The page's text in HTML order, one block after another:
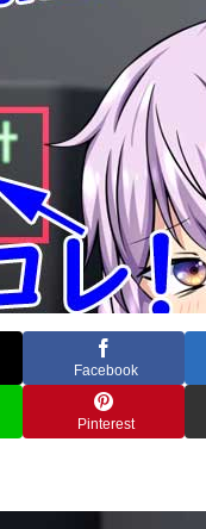
Facebook
Pinterest